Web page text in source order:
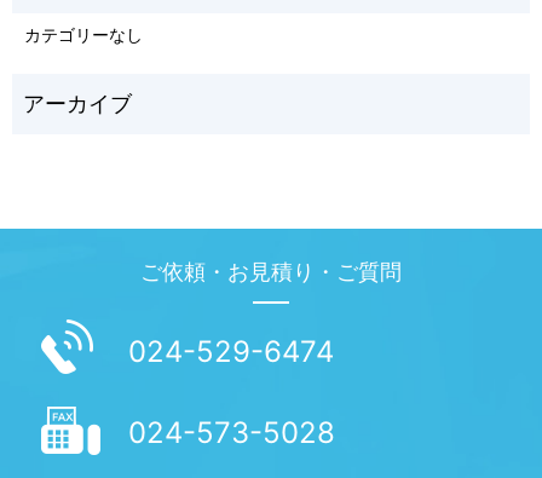
カテゴリーなし
ご依頼・お見積り・ご質問
024-529-6474
024-573-5028